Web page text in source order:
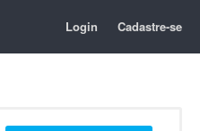
Login Cadastre-se